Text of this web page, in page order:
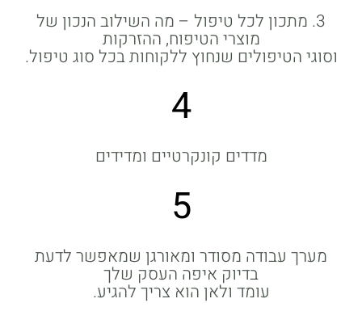
3. מתכון לכל טיפול – מה השילוב הנכון של
מוצרי הטיפוח, ההזרקות
וסוגי הטיפולים שנחוץ ללקוחות בכל סוג טיפול.
4
מדדים קונקרטיים ומדידים
5
מערך עבודה מסודר ומאורגן שמאפשר לדעת
בדיוק איפה העסק שלך
עומד ולאן הוא צריך להגיע.